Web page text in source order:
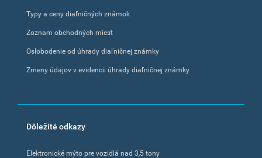
Typy a ceny diaľničných známok
Zoznam obchodných miest
Oslobodenie od úhrady diaľničnej známky
Zmeny údajov v evidencii úhrady diaľničnej známky
Dôležité odkazy
Elektronické mýto pre vozidlá nad 3,5 tony